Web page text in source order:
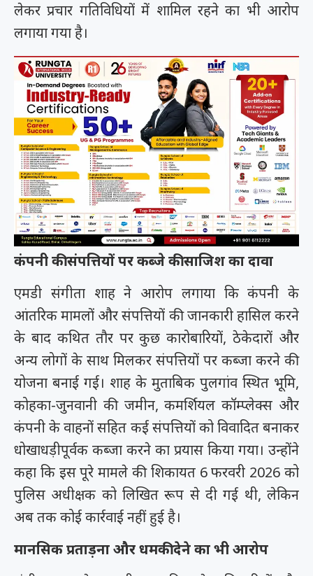
लेकर प्रचार गतिविधियों में शामिल रहने का भी आरोप
लगाया गया है।
कंपनी की संपत्तियों पर कब्जे की साजिश का दावा
एमडी संगीता शाह ने आरोप लगाया कि कंपनी के
आंतरिक मामलों और संपत्तियों की जानकारी हासिल करने
के बाद कथित तौर पर कुछ कारोबारियों, ठेकेदारों और
अन्य लोगों के साथ मिलकर संपत्तियों पर कब्जा करने की
योजना बनाई गई। शाह के मुताबिक पुलगांव स्थित भूमि,
कोहका-जुनवानी की जमीन, कमर्शियल कॉम्प्लेक्स और
कंपनी के वाहनों सहित कई संपत्तियों को विवादित बनाकर
धोखाधड़ीपूर्वक कब्जा करने का प्रयास किया गया। उन्होंने
कहा कि इस पूरे मामले की शिकायत 6 फरवरी 2026 को
पुलिस अधीक्षक को लिखित रूप से दी गई थी, लेकिन
अब तक कोई कार्रवाई नहीं हुई है।
मानसिक प्रताड़ना और धमकी देने का भी आरोप